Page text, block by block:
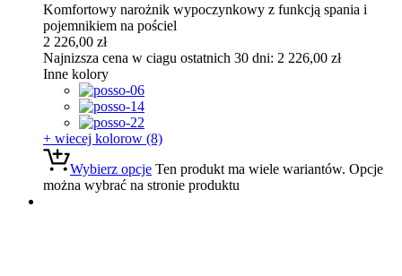
Komfortowy narożnik wypoczynkowy z funkcją spania i
pojemnikiem na pościel
2 226,00 zł
Najnizsza cena w ciagu ostatnich 30 dni: 2 226,00 zł
Inne kolory
+ wiecej kolorow (8)
Wybierz opcje Ten produkt ma wiele wariantów. Opcje
można wybrać na stronie produktu